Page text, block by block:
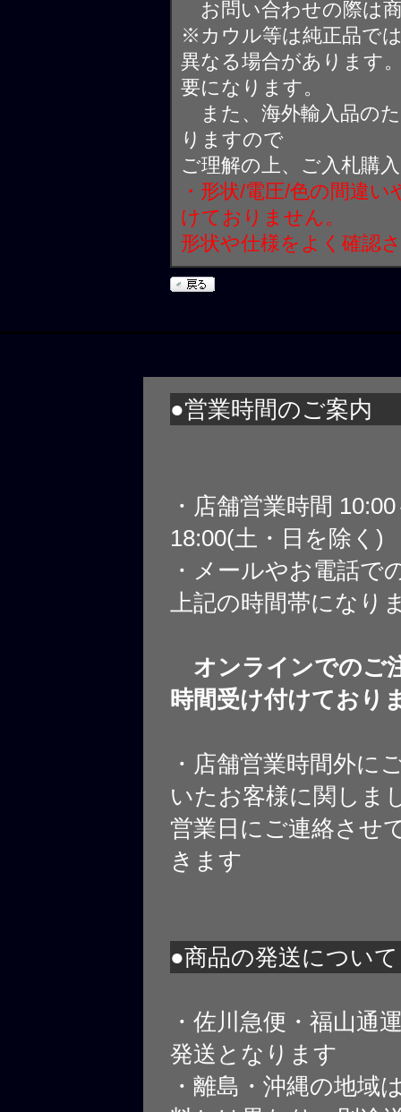
お問い合わせの際は
※カウル等は純正品で
異なる場合があります
要になります。
また、海外輸入品の
りますので
ご理解の上、ご入札購
・形状/電圧/色の間違
けておりません。
形状や仕様をよく確認
●営業時間のご案内
・店舗営業時間
18:00(土・日を除く)
・メールやお電話で
上記の時間帯になり
オンラインでのご
時間受け付けており
・店舗営業時間外に
いたお客様に関しま
営業日にご連絡させ
きます
●商品の発送について
・佐川急便・福山通
発送となります
・離島・沖縄の地域